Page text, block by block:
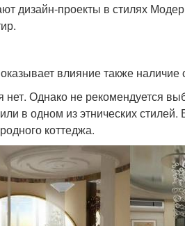
дизайн-проекты в стилях
влияние также наличие
нет. Однако не рекомендуется
в одном из этнических стилей.
коттеджа.